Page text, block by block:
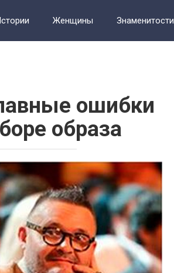
Женщины Знаменитости
ошибки
образа